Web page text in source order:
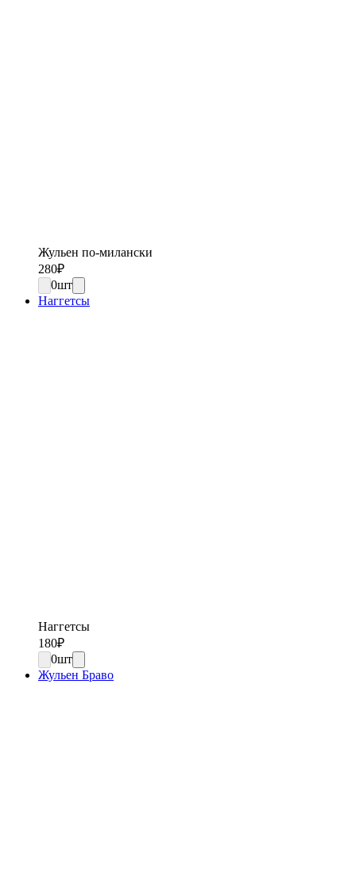
Жульен по-милански
280₽
0шт
Наггетсы
Наггетсы
180₽
0шт
Жульен Браво